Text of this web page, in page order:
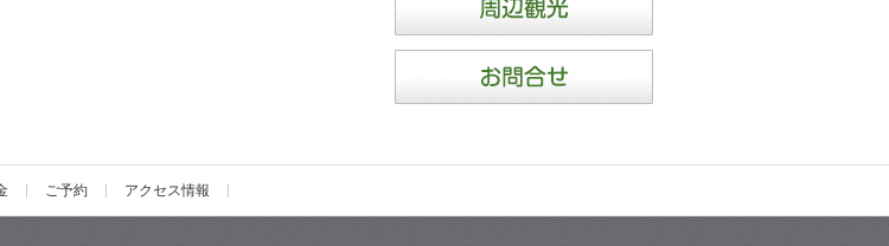
ご予約 アクセス情報